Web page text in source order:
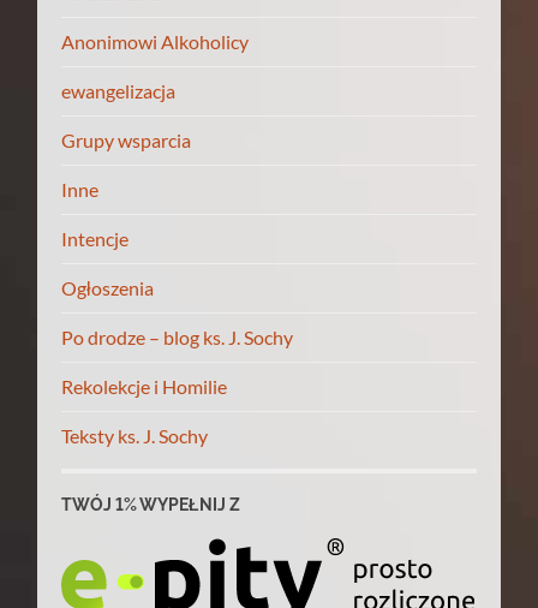
Anonimowi Alkoholicy
ewangelizacja
Grupy wsparcia
Inne
Intencje
Ogłoszenia
Po drodze – blog ks. J. Sochy
Rekolekcje i Homilie
Teksty ks. J. Sochy
TWÓJ 1% WYPEŁNIJ Z